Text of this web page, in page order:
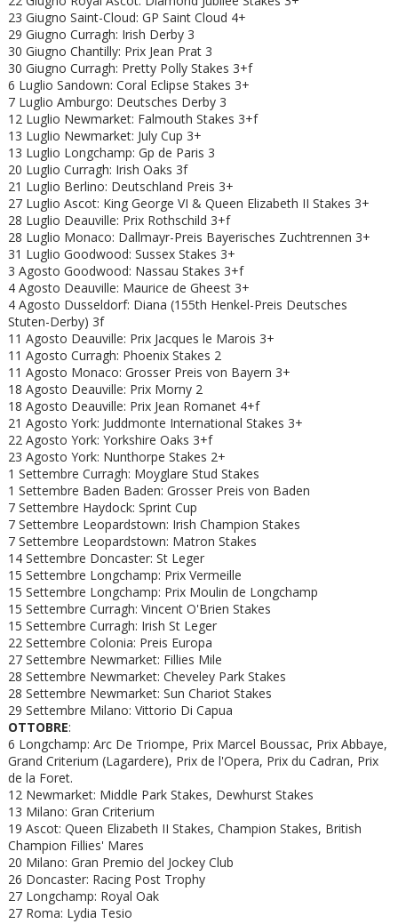
23 Giugno Saint-Cloud: GP Saint Cloud 4+
29 Giugno Curragh: Irish Derby 3
30 Giugno Chantilly: Prix Jean Prat 3
30 Giugno Curragh: Pretty Polly Stakes 3+f
6 Luglio Sandown: Coral Eclipse Stakes 3+
7 Luglio Amburgo: Deutsches Derby 3
12 Luglio Newmarket: Falmouth Stakes 3+f
13 Luglio Newmarket: July Cup 3+
13 Luglio Longchamp: Gp de Paris 3
20 Luglio Curragh: Irish Oaks 3f
21 Luglio Berlino: Deutschland Preis 3+
27 Luglio Ascot: King George VI & Queen Elizabeth II Stakes 3+
28 Luglio Deauville: Prix Rothschild 3+f
28 Luglio Monaco: Dallmayr-Preis Bayerisches Zuchtrennen 3+
31 Luglio Goodwood: Sussex Stakes 3+
3 Agosto Goodwood: Nassau Stakes 3+f
4 Agosto Deauville: Maurice de Gheest 3+
4 Agosto Dusseldorf: Diana (155th Henkel-Preis Deutsches
Stuten-Derby) 3f
11 Agosto Deauville: Prix Jacques le Marois 3+
11 Agosto Curragh: Phoenix Stakes 2
11 Agosto Monaco: Grosser Preis von Bayern 3+
18 Agosto Deauville: Prix Morny 2
18 Agosto Deauville: Prix Jean Romanet 4+f
21 Agosto York: Juddmonte International Stakes 3+
22 Agosto York: Yorkshire Oaks 3+f
23 Agosto York: Nunthorpe Stakes 2+
1 Settembre Curragh: Moyglare Stud Stakes
1 Settembre Baden Baden: Grosser Preis von Baden
7 Settembre Haydock: Sprint Cup
7 Settembre Leopardstown: Irish Champion Stakes
7 Settembre Leopardstown: Matron Stakes
14 Settembre Doncaster: St Leger
15 Settembre Longchamp: Prix Vermeille
15 Settembre Longchamp: Prix Moulin de Longchamp
15 Settembre Curragh: Vincent O'Brien Stakes
15 Settembre Curragh: Irish St Leger
22 Settembre Colonia: Preis Europa
27 Settembre Newmarket: Fillies Mile
28 Settembre Newmarket: Cheveley Park Stakes
28 Settembre Newmarket: Sun Chariot Stakes
29 Settembre Milano: Vittorio Di Capua
OTTOBRE:
6 Longchamp: Arc De Triompe, Prix Marcel Boussac, Prix Abbaye,
Grand Criterium (Lagardere), Prix de l'Opera, Prix du Cadran, Prix
de la Foret.
12 Newmarket: Middle Park Stakes, Dewhurst Stakes
13 Milano: Gran Criterium
19 Ascot: Queen Elizabeth II Stakes, Champion Stakes, British
Champion Fillies' Mares
20 Milano: Gran Premio del Jockey Club
26 Doncaster: Racing Post Trophy
27 Longchamp: Royal Oak
27 Roma: Lydia Tesio